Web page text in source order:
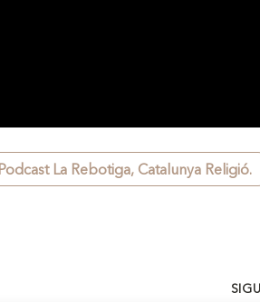
La Rebotiga, Catalunya Religió.